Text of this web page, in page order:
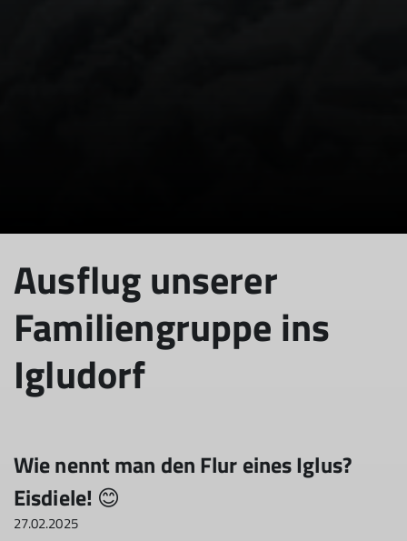
Ausflug unserer
Familiengruppe ins
Igludorf
Wie nennt man den Flur eines Iglus?
Eisdiele! 😊
27.02.2025